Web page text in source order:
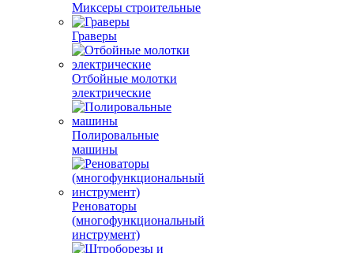
Миксеры строительные
Граверы
Отбойные молотки
электрические
Полировальные
машины
Реноваторы
(многофункциональный
инструмент)